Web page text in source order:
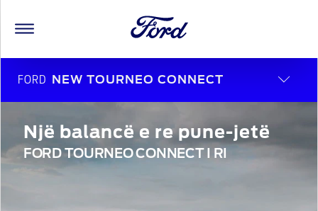
FORD NEW TOURNEO CONNECT
Një balancë e re pune-jetë
FORD TOURNEO CONNECT I RI